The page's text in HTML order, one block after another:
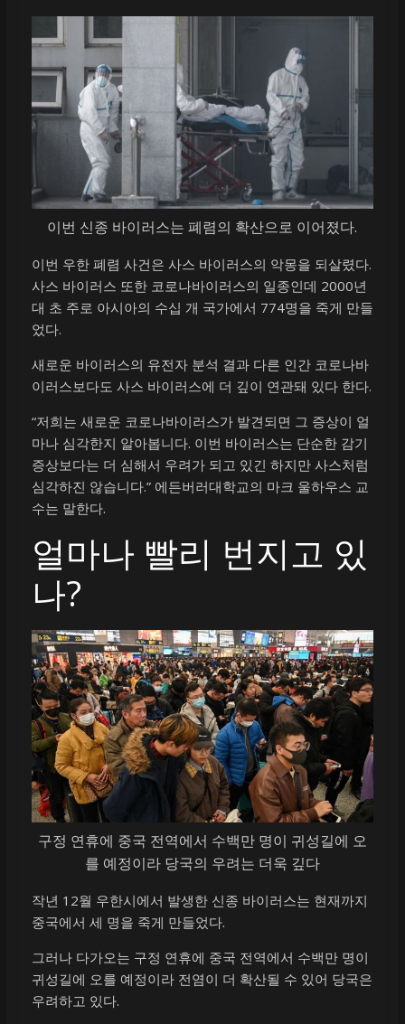
이번 신종 바이러스는 폐렴의 확산으로 이어졌다.
이번 우한 폐렴 사건은 사스 바이러스의 악몽을 되살렸다.
사스 바이러스 또한 코로나바이러스의 일종인데 2000년
대 초 주로 아시아의 수십 개 국가에서 774명을 죽게 만들
었다.
새로운 바이러스의 유전자 분석 결과 다른 인간 코로나바
이러스보다도 사스 바이러스에 더 깊이 연관돼 있다 한다.
“저희는 새로운 코로나바이러스가 발견되면 그 증상이 얼
마나 심각한지 알아봅니다. 이번 바이러스는 단순한 감기
증상보다는 더 심해서 우려가 되고 있긴 하지만 사스처럼
심각하진 않습니다.” 에든버러대학교의 마크 울하우스 교
수는 말한다.
얼마나 빨리 번지고 있
나?
구정 연휴에 중국 전역에서 수백만 명이 귀성길에 오
를 예정이라 당국의 우려는 더욱 깊다
작년 12월 우한시에서 발생한 신종 바이러스는 현재까지
중국에서 세 명을 죽게 만들었다.
그러나 다가오는 구정 연휴에 중국 전역에서 수백만 명이
귀성길에 오를 예정이라 전염이 더 확산될 수 있어 당국은
우려하고 있다.